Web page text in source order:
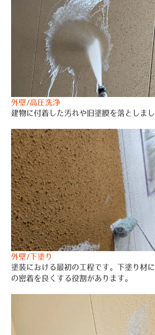
外壁/高圧洗浄
建物に付着した汚れや旧塗膜を落としまし
外壁/下塗り
塗装における最初の工程です。下塗り材
の密着を良くする役割があります。